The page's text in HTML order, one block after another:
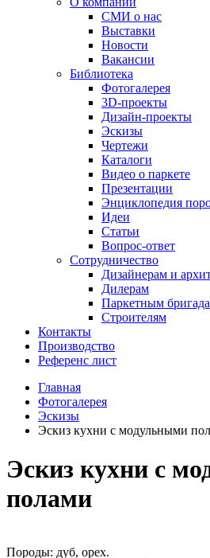
СМИ о нас
Выставки
Новости
Вакансии
Библиотека
Фотогалерея
3D-проекты
Дизайн-проекты
Эскизы
Чертежи
Каталоги
Видео о паркете
Презентации
Энциклопедия
Идеи
Статьи
Вопрос-ответ
Сотрудничество
Дизайнерам и
Дилерам
Паркетным
Строителям
Контакты
Производство
Референс лист
Главная
Фотогалерея
Эскизы
Эскиз кухни с модульными
Эскиз кухни с
полами
Породы: дуб, орех.